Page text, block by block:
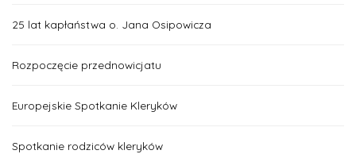
25 lat kapłaństwa o. Jana Osipowicza
Rozpoczęcie przednowicjatu
Europejskie Spotkanie Kleryków
Spotkanie rodziców kleryków